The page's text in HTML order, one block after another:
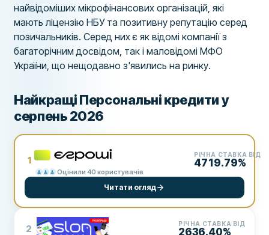
найвідоміших мікрофінансових організацій, які
мають ліцензію НБУ та позитивну репутацію серед
позичальників. Серед них є як відомі компанії з
багаторічним досвідом, так і маловідомі МФО
України, що нещодавно з'явились на ринку.
Найкращі Персональні кредити у
серпень 2026
1
Оцінили 40 користувачів
РІЧНА СТАВКА ВІД
4719.79%
Читати огляд
2 РІЧНА СТАВКА ВІД
2636.40%